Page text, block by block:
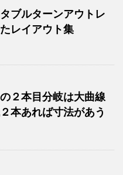
タブルターンアウトレ
レイアウト集
の２本目分岐は大曲線
本あれば寸法があう